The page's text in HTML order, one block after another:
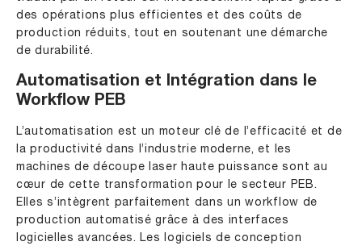
des opérations plus efficientes et des coûts de
production réduits, tout en soutenant une démarche
de durabilité.
Automatisation et Intégration dans le
Workflow PEB
L’automatisation est un moteur clé de l’efficacité et de
la productivité dans l’industrie moderne, et les
machines de découpe laser haute puissance sont au
cœur de cette transformation pour le secteur PEB.
Elles s’intègrent parfaitement dans un workflow de
production automatisé grâce à des interfaces
logicielles avancées. Les logiciels de conception